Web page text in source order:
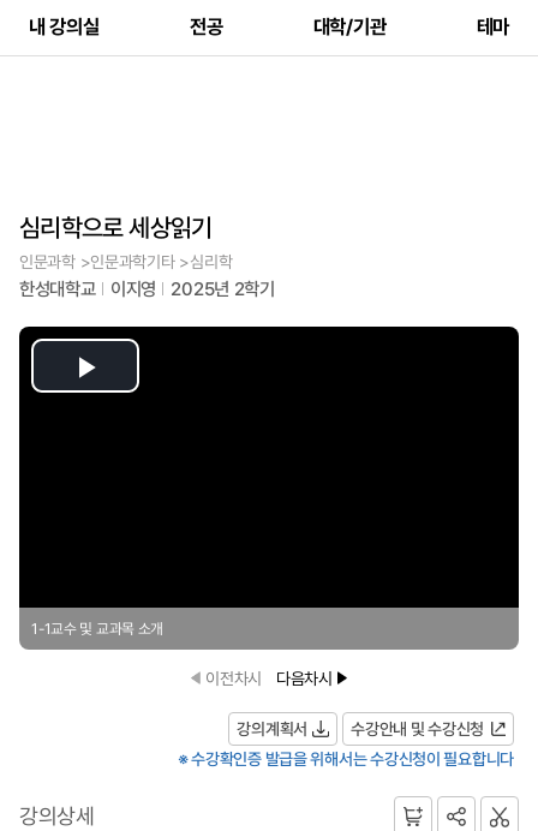
내 강의실 전공 대학/기관 테마
심리학으로 세상읽기
인문과학 >인문과학기타 >심리학
한성대학교 이지영 2025년 2학기
Play
1-1교수 및 교과목 소개
이전차시 다음차시
강의계획서
수강안내 및 수강신청
※ 수강확인증 발급을 위해서는 수강신청이 필요합니다
강의상세